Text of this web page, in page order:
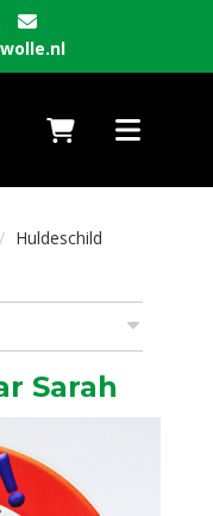
Naar winkelwagen
Toggle
Huldeschild
Sarah